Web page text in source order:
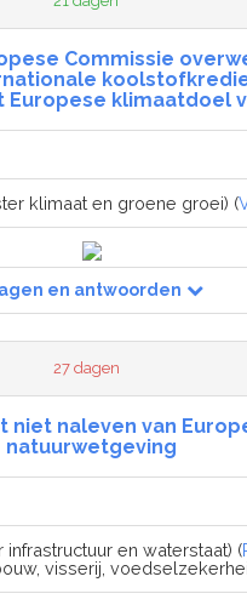
Commissie
Europese klimaatdoel
klimaat en groene groei) (
en antwoorden
27 dagen
niet naleven van
natuurwetgeving
infrastructuur en waterstaat) (
visserij,